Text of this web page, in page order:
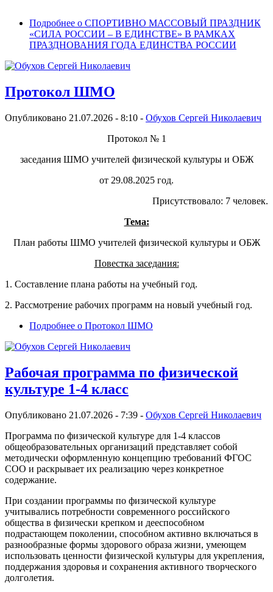
Подробнее о СПОРТИВНО МАССОВЫЙ ПРАЗДНИК
«СИЛА РОССИИ – В ЕДИНСТВЕ» В РАМКАХ
ПРАЗДНОВАНИЯ ГОДА ЕДИНСТВА РОССИИ
Протокол ШМО
Опубликовано 21.07.2026 - 8:10 - Обухов Сергей Николаевич
Протокол № 1
заседания ШМО учителей физической культуры и ОБЖ
от 29.08.2025 год.
Присутствовало: 7 человек.
Тема:
План работы ШМО учителей физической культуры и ОБЖ
Повестка заседания:
1. Составление плана работы на учебный год.
2. Рассмотрение рабочих программ на новый учебный год.
Подробнее о Протокол ШМО
Рабочая программа по физической
культуре 1-4 класс
Опубликовано 21.07.2026 - 7:39 - Обухов Сергей Николаевич
Программа по физической культуре для 1-4 классов
общеобразовательных организаций представляет собой
методически оформленную концепцию требований ФГОС
СОО и раскрывает их реализацию через конкретное
содержание.
При создании программы по физической культуре
учитывались потребности современного российского
общества в физически крепком и дееспособном
подрастающем поколении, способном активно включаться в
разнообразные формы здорового образа жизни, умеющем
использовать ценности физической культуры для укрепления,
поддержания здоровья и сохранения активного творческого
долголетия.